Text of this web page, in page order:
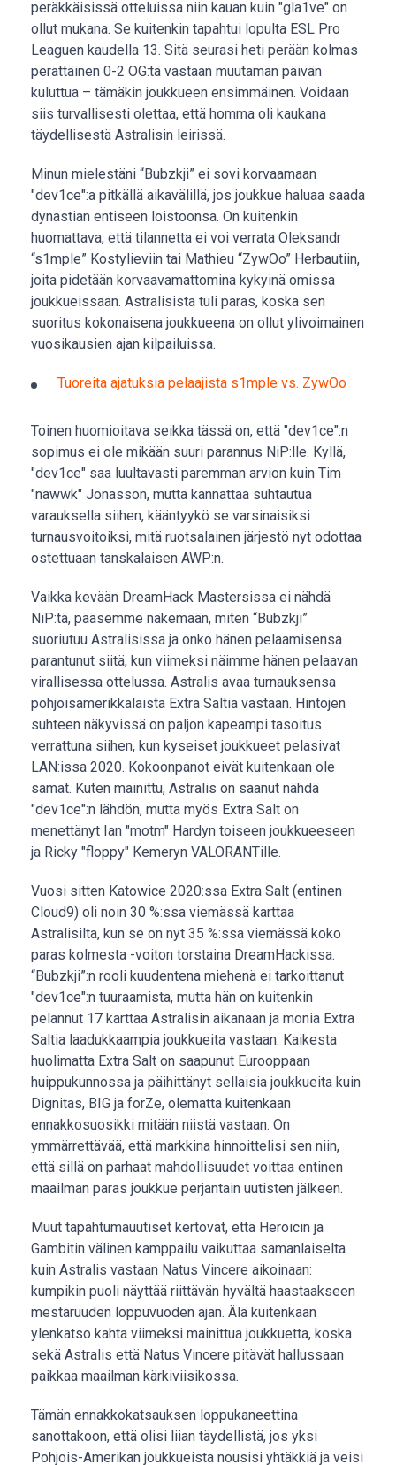
peräkkäisissä otteluissa niin kauan kuin "gla1ve" on
ollut mukana. Se kuitenkin tapahtui lopulta ESL Pro
Leaguen kaudella 13. Sitä seurasi heti perään kolmas
perättäinen 0-2 OG:tä vastaan muutaman päivän
kuluttua – tämäkin joukkueen ensimmäinen. Voidaan
siis turvallisesti olettaa, että homma oli kaukana
täydellisestä Astralisin leirissä.
Minun mielestäni “Bubzkji” ei sovi korvaamaan
"dev1ce":a pitkällä aikavälillä, jos joukkue haluaa saada
dynastian entiseen loistoonsa. On kuitenkin
huomattava, että tilannetta ei voi verrata Oleksandr
“s1mple” Kostylieviin tai Mathieu “ZywOo” Herbautiin,
joita pidetään korvaavamattomina kykyinä omissa
joukkueissaan. Astralisista tuli paras, koska sen
suoritus kokonaisena joukkueena on ollut ylivoimainen
vuosikausien ajan kilpailuissa.
Tuoreita ajatuksia pelaajista s1mple vs. ZywOo
Toinen huomioitava seikka tässä on, että "dev1ce":n
sopimus ei ole mikään suuri parannus NiP:lle. Kyllä,
"dev1ce" saa luultavasti paremman arvion kuin Tim
"nawwk" Jonasson, mutta kannattaa suhtautua
varauksella siihen, kääntyykö se varsinaisiksi
turnausvoitoiksi, mitä ruotsalainen järjestö nyt odottaa
ostettuaan tanskalaisen AWP:n.
Vaikka kevään DreamHack Mastersissa ei nähdä
NiP:tä, pääsemme näkemään, miten “Bubzkji”
suoriutuu Astralisissa ja onko hänen pelaamisensa
parantunut siitä, kun viimeksi näimme hänen pelaavan
virallisessa ottelussa. Astralis avaa turnauksensa
pohjoisamerikkalaista Extra Saltia vastaan. Hintojen
suhteen näkyvissä on paljon kapeampi tasoitus
verrattuna siihen, kun kyseiset joukkueet pelasivat
LAN:issa 2020. Kokoonpanot eivät kuitenkaan ole
samat. Kuten mainittu, Astralis on saanut nähdä
"dev1ce":n lähdön, mutta myös Extra Salt on
menettänyt Ian "motm" Hardyn toiseen joukkueeseen
ja Ricky "floppy" Kemeryn VALORANTille.
Vuosi sitten Katowice 2020:ssa Extra Salt (entinen
Cloud9) oli noin 30 %:ssa viemässä karttaa
Astralisilta, kun se on nyt 35 %:ssa viemässä koko
paras kolmesta -voiton torstaina DreamHackissa.
“Bubzkji”:n rooli kuudentena miehenä ei tarkoittanut
"dev1ce":n tuuraamista, mutta hän on kuitenkin
pelannut 17 karttaa Astralisin aikanaan ja monia Extra
Saltia laadukkaampia joukkueita vastaan. Kaikesta
huolimatta Extra Salt on saapunut Eurooppaan
huippukunnossa ja päihittänyt sellaisia joukkueita kuin
Dignitas, BIG ja forZe, olematta kuitenkaan
ennakkosuosikki mitään niistä vastaan. On
ymmärrettävää, että markkina hinnoittelisi sen niin,
että sillä on parhaat mahdollisuudet voittaa entinen
maailman paras joukkue perjantain uutisten jälkeen.
Muut tapahtumauutiset kertovat, että Heroicin ja
Gambitin välinen kamppailu vaikuttaa samanlaiselta
kuin Astralis vastaan Natus Vincere aikoinaan:
kumpikin puoli näyttää riittävän hyvältä haastaakseen
mestaruuden loppuvuoden ajan. Älä kuitenkaan
ylenkatso kahta viimeksi mainittua joukkuetta, koska
sekä Astralis että Natus Vincere pitävät hallussaan
paikkaa maailman kärkiviisikossa.
Tämän ennakkokatsauksen loppukaneettina
sanottakoon, että olisi liian täydellistä, jos yksi
Pohjois-Amerikan joukkueista nousisi yhtäkkiä ja veisi